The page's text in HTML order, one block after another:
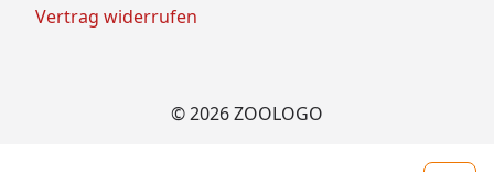
Vertrag widerrufen
© 2026 ZOOLOGO